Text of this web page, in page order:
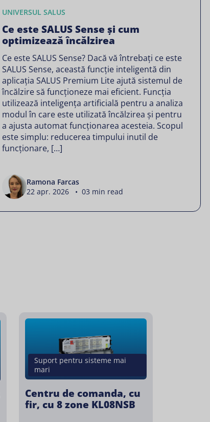
UNIVERSUL SALUS
Ce este SALUS Sense și cum
optimizează încălzirea
Ce este SALUS Sense? Dacă vă întrebați ce este
SALUS Sense, această funcție inteligentă din
aplicația SALUS Premium Lite ajută sistemul de
încălzire să funcționeze mai eficient. Funcția
utilizează inteligența artificială pentru a analiza
modul în care este utilizată încălzirea și pentru
a ajusta automat funcționarea acesteia. Scopul
este simplu: reducerea timpului inutil de
funcționare, […]
Ramona Farcas
22 apr. 2026 • 03 min read
Suport pentru sisteme mai
mari
Centru de comanda, cu
fir, cu 8 zone KL08NSB